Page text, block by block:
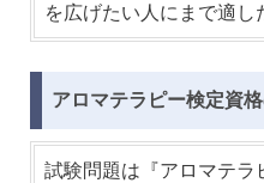
を広げたい人にまで適し
アロマテラピー検定資
試験問題は『アロマテラ